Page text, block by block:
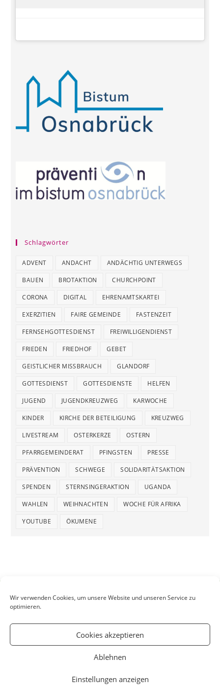
Wir verwenden Cookies, um unsere Website und unseren Service zu
optimieren.
Cookies akzeptieren
Ablehnen
Einstellungen anzeigen
Schlagwörter
ADVENT ANDACHT ANDÄCHTIG UNTERWEGS
BAUEN BROTAKTION CHURCHPOINT
CORONA DIGITAL EHRENAMTSKARTEI
EXERZITIEN FAIRE GEMEINDE FASTENZEIT
FERNSEHGOTTESDIENST FREIWILLIGENDIENST
FRIEDEN FRIEDHOF GEBET
GEISTLICHER MISSBRAUCH GLANDORF
GOTTESDIENST GOTTESDIENSTE HELFEN
JUGEND JUGENDKREUZWEG KARWOCHE
KINDER KIRCHE DER BETEILIGUNG KREUZWEG
LIVESTREAM OSTERKERZE OSTERN
PFARRGEMEINDERAT PFINGSTEN PRESSE
PRÄVENTION SCHWEGE SOLIDARITÄTSAKTION
SPENDEN STERNSINGERAKTION UGANDA
WAHLEN WEIHNACHTEN WOCHE FÜR AFRIKA
YOUTUBE ÖKUMENE
Aktuelles Kontakt
Impressum